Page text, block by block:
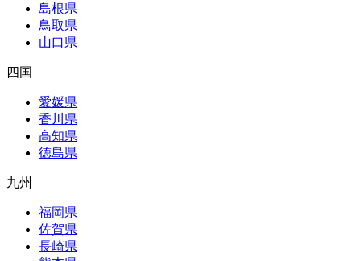
島根県
鳥取県
山口県
四国
愛媛県
香川県
高知県
徳島県
九州
福岡県
佐賀県
長崎県